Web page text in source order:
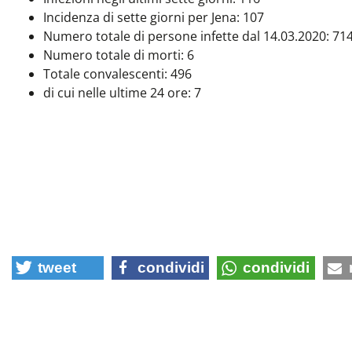
Incidenza di sette giorni per Jena: 107
Numero totale di persone infette dal 14.03.2020:
Numero totale di morti: 6
Totale convalescenti: 496
di cui nelle ultime 24 ore: 7
tweet condividi condividi